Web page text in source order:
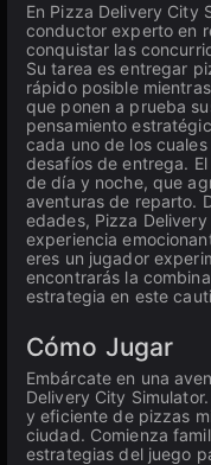
En Pizza Delivery City
conductor experto en
conquistar las
Su tarea es entregar
rápido posible
que ponen a prueba
pensamiento
cada uno de los
desafíos de entrega.
de día y noche, que
aventuras de reparto.
edades, Pizza
experiencia
eres un jugador
encontrarás la
estrategia en este
Cómo Jugar
Embárcate en una
Delivery City
y eficiente de pizzas
ciudad. Comienza
estrategias del juego